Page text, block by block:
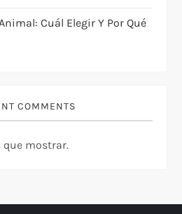
Cuál Elegir Y Por Qué
COMMENTS
que mostrar.